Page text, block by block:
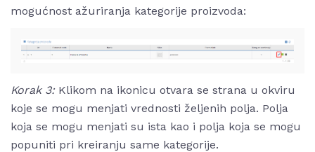
mogućnost ažuriranja kategorije proizvoda:
Korak 3: Klikom na ikonicu otvara se strana u okviru
koje se mogu menjati vrednosti željenih polja. Polja
koja se mogu menjati su ista kao i polja koja se mogu
popuniti pri kreiranju same kategorije.